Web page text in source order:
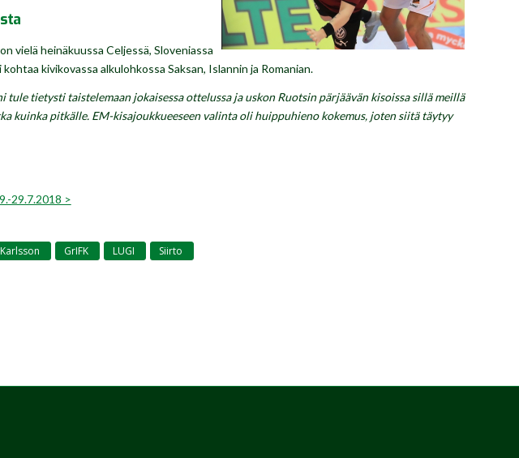
vielä heinäkuussa Celjessä, Sloveniassa
kivikovassa alkulohkossa Saksan, Islannin ja Romanian.
tule tietysti taistelemaan jokaisessa ottelussa ja uskon Ruotsin pärjäävän kisoissa sillä meillä
kuinka pitkälle. EM-kisajoukkueeseen valinta oli huippuhieno kokemus, joten siitä täytyy
29.7.2018 >
GrIFK LUGI Siirto